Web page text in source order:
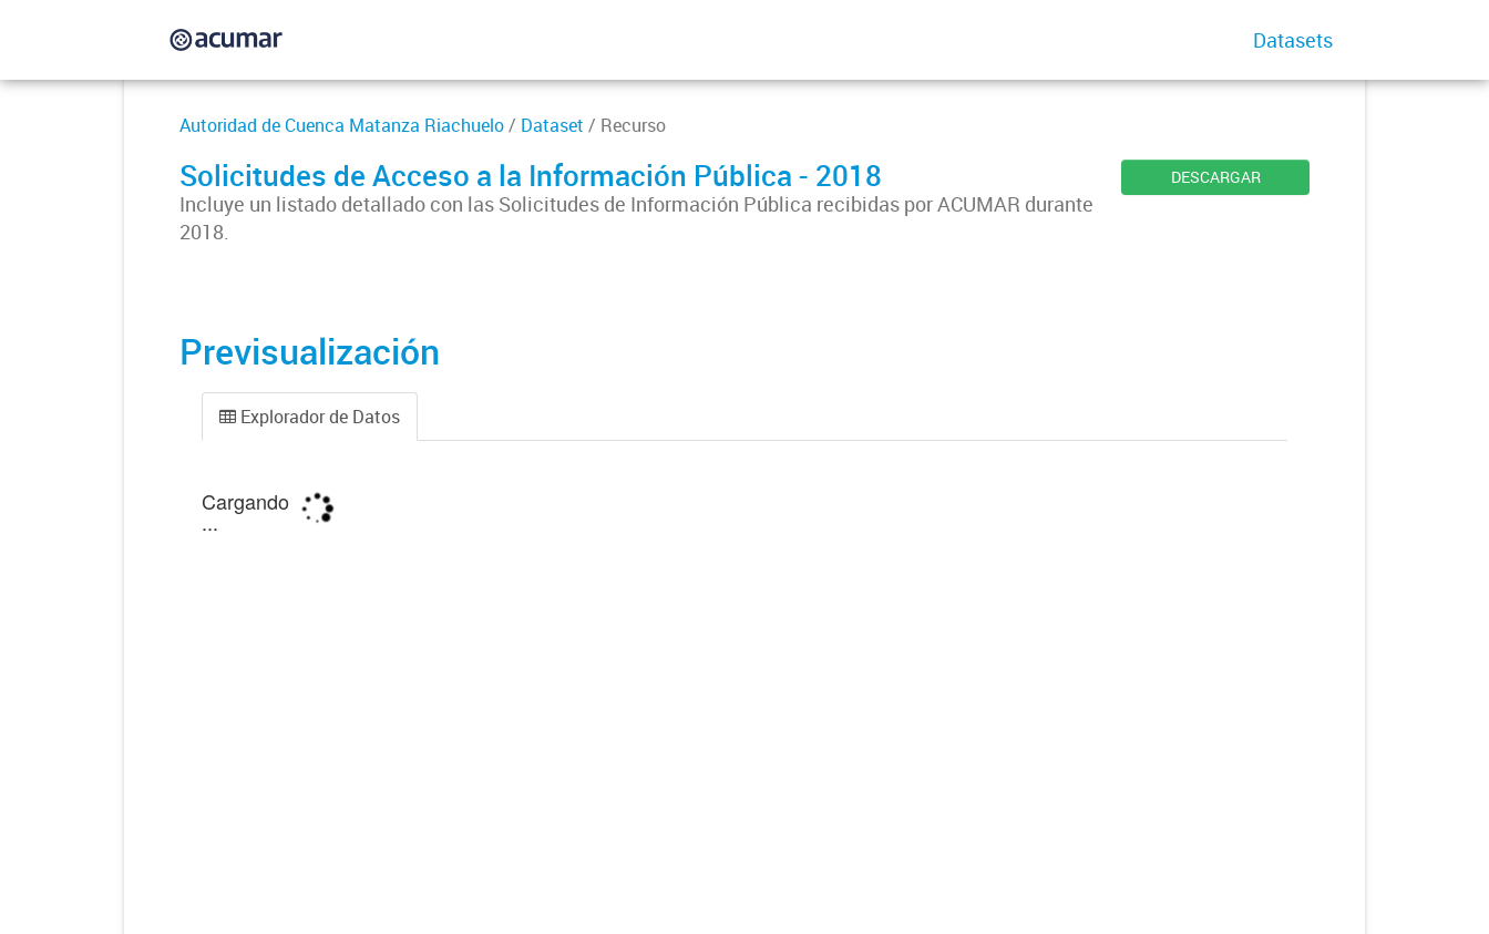
Datasets
Autoridad de Cuenca Matanza Riachuelo/ Dataset / Recurso
Solicitudes de Acceso a la Información Pública - 2018
Incluye un listado detallado con las Solicitudes de Información Pública recibidas por ACUMAR durante
2018.
DESCARGAR
Previsualización
Explorador de Datos